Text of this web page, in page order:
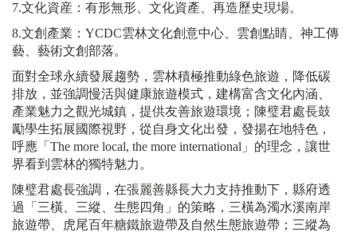
7.文化資産：有形無形、文化資產、再造歷史現場。
8.文創產業：YCDC雲林文化創意中心、雲創點睛、神工傳
藝、藝術文創部落。
面對全球永續發展趨勢，雲林積極推動綠色旅遊，降低碳
排放，並強調慢活與健康旅遊模式，建構富含文化內涵、
產業魅力之觀光城鎮，提供友善旅遊環境；陳璧君處長鼓
勵學生拓展國際視野，從自身文化出發，發揚在地特色，
呼應「The more local, the more international」的理念，讓世
界看到雲林的獨特魅力。
陳璧君處長強調，在張麗善縣長大力支持推動下，縣府透
過「三橫、三縱、生態四角」的策略，三橫為濁水溪南岸
旅遊帶、虎尾百年糖鐵旅遊帶及自然生態旅遊帶；三縱為